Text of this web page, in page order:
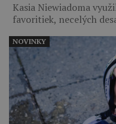
Kasia Niewiadoma
favoritiek, necelých
NOVINKY